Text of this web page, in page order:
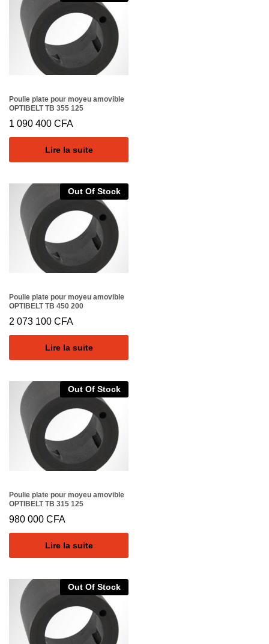
Poulie plate pour moyeu amovible
OPTIBELT TB 355 125
1 090 400 CFA
Lire la suite
Out Of Stock
Poulie plate pour moyeu amovible
OPTIBELT TB 450 200
2 073 100 CFA
Lire la suite
Out Of Stock
Poulie plate pour moyeu amovible
OPTIBELT TB 315 125
980 000 CFA
Lire la suite
Out Of Stock